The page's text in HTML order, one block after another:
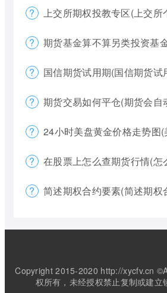
上交所期权投教专区(上交所
期货基金算不算另类投资基金(期货
国信期货试用期(国信期货试
期货交易如何平仓(期货会自
24小时美盘黄金价格走势图(美盘黄
在股票上怎么查期货行情(怎
简述期权合约要素(简述期权
Copyright 2015-2020 http://xycfv.cn
权所有，未经授权禁止复制或建立